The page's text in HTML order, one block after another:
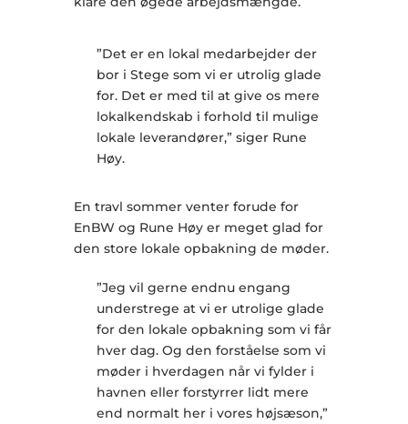
”Det er en lokal medarbejder der
bor i Stege som vi er utrolig glade
for. Det er med til at give os mere
lokalkendskab i forhold til mulige
lokale leverandører,” siger Rune
Høy.
En travl sommer venter forude for
EnBW og Rune Høy er meget glad for
den store lokale opbakning de møder.
”Jeg vil gerne endnu engang
understrege at vi er utrolige glade
for den lokale opbakning som vi får
hver dag. Og den forståelse som vi
møder i hverdagen når vi fylder i
havnen eller forstyrrer lidt mere
end normalt her i vores højsæson,”